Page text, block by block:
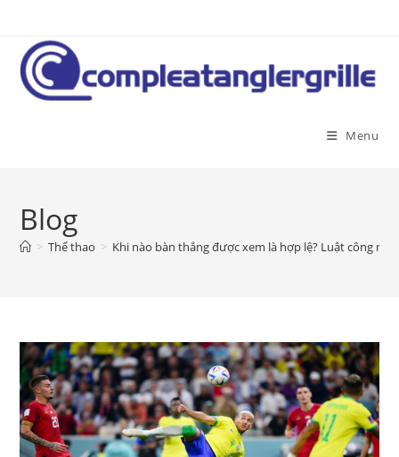
content
Menu
Blog
> Thể thao > Khi nào bàn thắng được xem là hợp lệ? Luật công